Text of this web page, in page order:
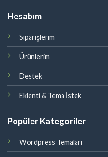
Hesabım
Siparişlerim
Ürünlerim
Destek
Eklenti & Tema İstek
Popüler Kategoriler
Wordpress Temaları